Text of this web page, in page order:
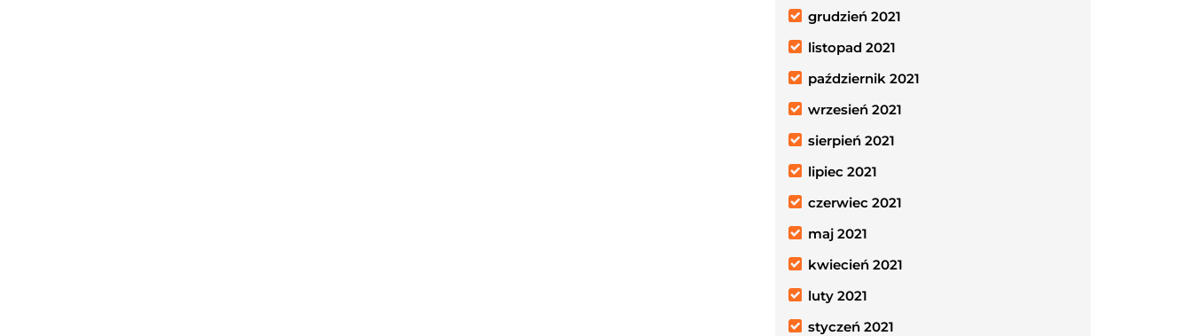
grudzień 2021
listopad 2021
październik 2021
wrzesień 2021
sierpień 2021
lipiec 2021
czerwiec 2021
maj 2021
kwiecień 2021
luty 2021
styczeń 2021